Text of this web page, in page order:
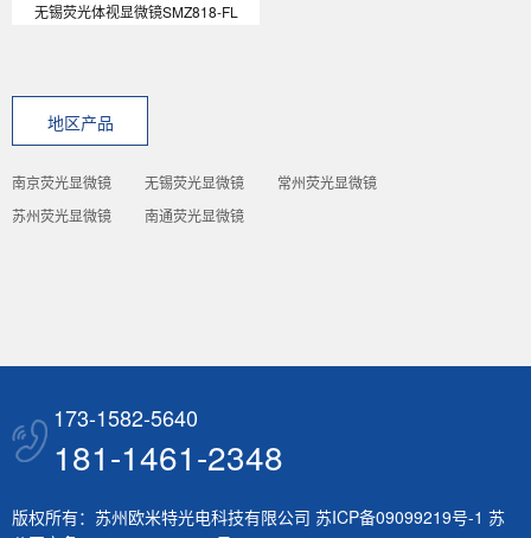
无锡荧光体视显微镜SMZ818-FL
地区产品
南京荧光显微镜 无锡荧光显微镜
常州荧光显微镜
苏州荧光显微镜
南通荧光显微镜
173-1582-5640
181-1461-2348
版权所有：苏州欧米特光电科技有限公司 苏ICP备09099219号-1 苏